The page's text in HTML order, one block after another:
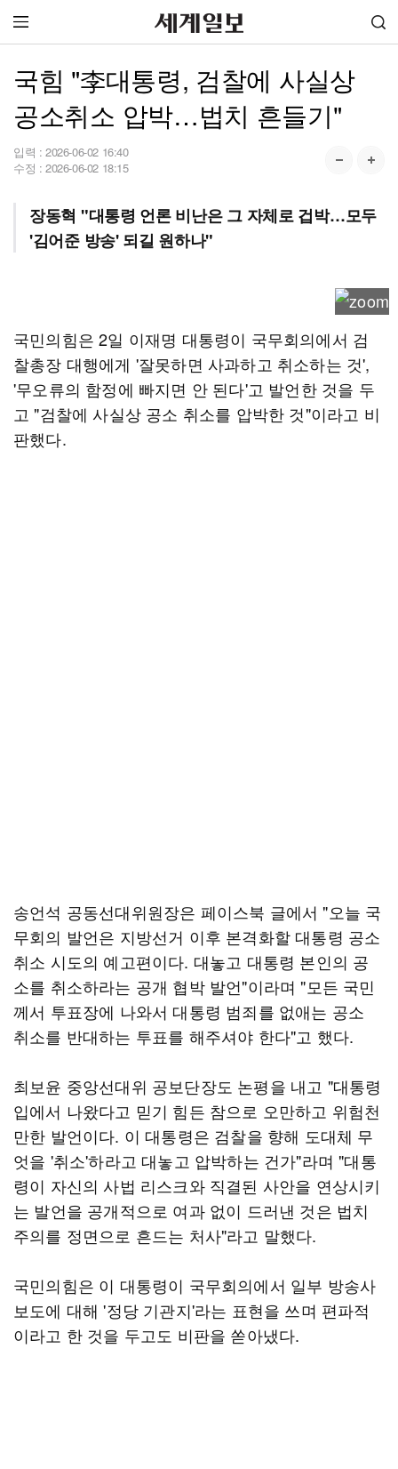
국힘 "李대통령, 검찰에 사실상
공소취소 압박…법치 흔들기"
입력 : 2026-06-02 16:40
수정 : 2026-06-02 18:15
장동혁 "대통령 언론 비난은 그 자체로 겁박…모두
'김어준 방송' 되길 원하나"
국민의힘은 2일 이재명 대통령이 국무회의에서 검
찰총장 대행에게 '잘못하면 사과하고 취소하는 것',
'무오류의 함정에 빠지면 안 된다'고 발언한 것을 두
고 "검찰에 사실상 공소 취소를 압박한 것"이라고 비
판했다.
송언석 공동선대위원장은 페이스북 글에서 "오늘 국
무회의 발언은 지방선거 이후 본격화할 대통령 공소
취소 시도의 예고편이다. 대놓고 대통령 본인의 공
소를 취소하라는 공개 협박 발언"이라며 "모든 국민
께서 투표장에 나와서 대통령 범죄를 없애는 공소
취소를 반대하는 투표를 해주셔야 한다"고 했다.
최보윤 중앙선대위 공보단장도 논평을 내고 "대통령
입에서 나왔다고 믿기 힘든 참으로 오만하고 위험천
만한 발언이다. 이 대통령은 검찰을 향해 도대체 무
엇을 '취소'하라고 대놓고 압박하는 건가"라며 "대통
령이 자신의 사법 리스크와 직결된 사안을 연상시키
는 발언을 공개적으로 여과 없이 드러낸 것은 법치
주의를 정면으로 흔드는 처사"라고 말했다.
국민의힘은 이 대통령이 국무회의에서 일부 방송사
보도에 대해 '정당 기관지'라는 표현을 쓰며 편파적
이라고 한 것을 두고도 비판을 쏟아냈다.